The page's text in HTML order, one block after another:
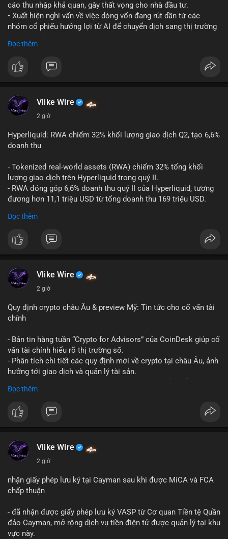
cáo thu nhập khả quan, gây thất vọng cho nhà đầu tư.
• Xuất hiện nghi vấn về việc dòng vốn đang rút dần từ các
nhóm cổ phiếu hưởng lợi từ AI để chuyển dịch sang thị trường
• Diễn biến này có thể là tín hiệu cho thấy sự luân chuyển dòng
#binancesquare #cryptonews #marketanalysis #ai #investing
$btc $eth
📰 Nguồn: CoinDesk
Đọc thêm
Vlike Wire
2 giờ
Hyperliquid: RWA chiếm 32% khối lượng giao dịch Q2, tạo 6,6%
doanh thu
- Tokenized real-world assets (RWA) chiếm 32% tổng khối
lượng giao dịch trên Hyperliquid trong quý II.
- RWA đóng góp 6,6% doanh thu quý II của Hyperliquid, tương
đương hơn 11,1 triệu USD từ tổng doanh thu 169 triệu USD.
sản hóa thực tế trên sàn giao dịch phi tập trung.
#binancesquare
#vlikevn #titanbot
📰 Nguồn: Cointelegraph
Đọc thêm
Vlike Wire
2 giờ
Quy định crypto châu Âu & preview Mỹ: Tin tức cho cố vấn tài
chính
- Bản tin hàng tuần “Crypto for Advisors” của CoinDesk giúp cố
vấn tài chính hiểu rõ thị trường số.
- Phân tích chi tiết các quy định mới về crypto tại châu Âu, ảnh
hưởng tới giao dịch và quản lý tài sản.
nhà đầu tư chuẩn bị chiến lược.
trong lĩnh vực blockchain.
$btc $eth
#vlikevn #titanbot
Đọc thêm
Vlike Wire
2 giờ
nhận giấy phép lưu ký tại Cayman sau khi được MiCA và FCA
chấp thuận
- đã nhận được giấy phép lưu ký VASP từ Cơ quan Tiền tệ Quần
đảo Cayman, mở rộng dịch vụ tiền điện tử được quản lý tại khu
vực này.